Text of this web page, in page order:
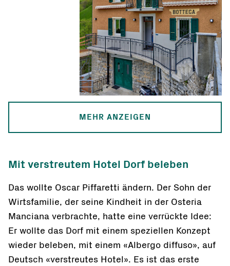
MEHR ANZEIGEN
Mit verstreutem Hotel Dorf beleben
Das wollte Oscar Piffaretti ändern. Der Sohn der
Wirtsfamilie, der seine Kindheit in der Osteria
Manciana verbrachte, hatte eine verrückte Idee:
Er wollte das Dorf mit einem speziellen Konzept
wieder beleben, mit einem «Albergo diffuso», auf
Deutsch «verstreutes Hotel». Es ist das erste